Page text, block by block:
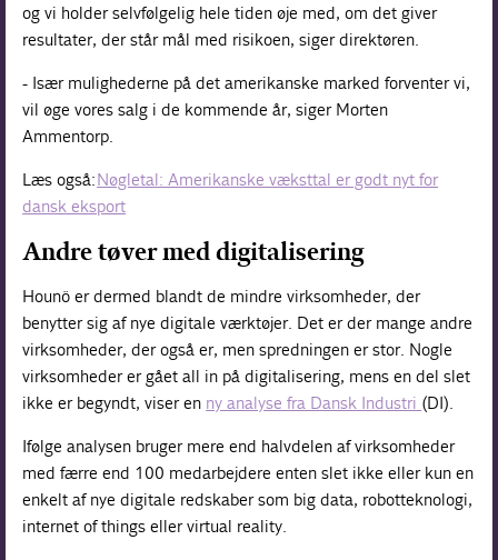
og vi holder selvfølgelig hele tiden øje med, om det giver
resultater, der står mål med risikoen, siger direktøren.
- Især mulighederne på det amerikanske marked forventer vi,
vil øge vores salg i de kommende år, siger Morten
Ammentorp.
Læs også:Nøgletal: Amerikanske væksttal er godt nyt for
dansk eksport
Andre tøver med digitalisering
Hounö er dermed blandt de mindre virksomheder, der
benytter sig af nye digitale værktøjer. Det er der mange andre
virksomheder, der også er, men spredningen er stor. Nogle
virksomheder er gået all in på digitalisering, mens en del slet
ikke er begyndt, viser en ny analyse fra Dansk Industri (DI).
Ifølge analysen bruger mere end halvdelen af virksomheder
med færre end 100 medarbejdere enten slet ikke eller kun en
enkelt af nye digitale redskaber som big data, robotteknologi,
internet of things eller virtual reality.